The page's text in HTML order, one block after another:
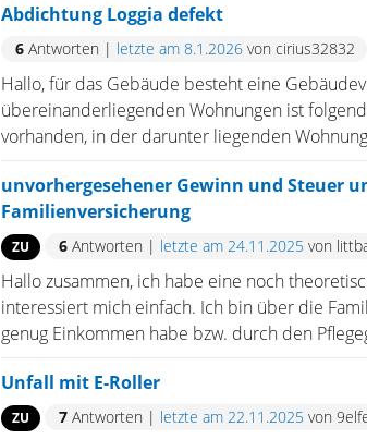
Abdichtung Loggia defekt
6 Antworten | letzte am 8.1.2026 von cirius32832
Hallo, für das Gebäude besteht eine
übereinanderliegenden Wohnungen ist
vorhanden, in der darunter liegenden
unvorhergesehener Gewinn und Steuer
Familienversicherung
ZU 6 Antworten | letzte am 24.11.2025 von
Hallo zusammen, ich habe eine noch
interessiert mich einfach. Ich bin über die
genug Einkommen habe bzw. durch den
Unfall mit E-Roller
ZU 7 Antworten | letzte am 22.11.2025 von